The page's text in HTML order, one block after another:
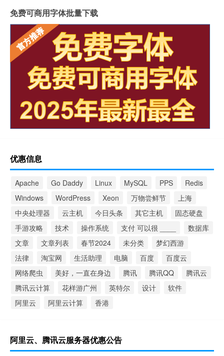
免费可商用字体批量下载
优惠信息
Apache Go Daddy Linux MySQL PPS
Redis
Windows
WordPress Xeon 万物尝鲜节
上海
中央处理器
云主机 今日头条 其它主机
固态硬盘
手游攻略
技术 操作系统 支付 可以很 ____
数据库
文章
文章列表 春节2024 未分类
梦幻西游
法律
淘宝网 生活助理 电脑 百度
百度云
网络爬虫
美好，一直在身边 腾讯 腾讯QQ
腾讯云
腾讯云计算
花样游广州 英特尔 设计
软件
阿里云
阿里云计算 香港
阿里云、腾讯云服务器优惠公告